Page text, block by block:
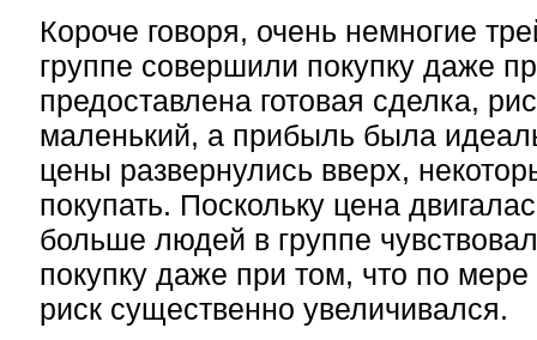
Короче говоря, очень немногие
группе совершили покупку даже
предоставлена готовая сделка,
маленький, а прибыль была
цены развернулись вверх,
покупать. Поскольку цена
больше людей в группе
покупку даже при том, что по
риск существенно увеличивался.